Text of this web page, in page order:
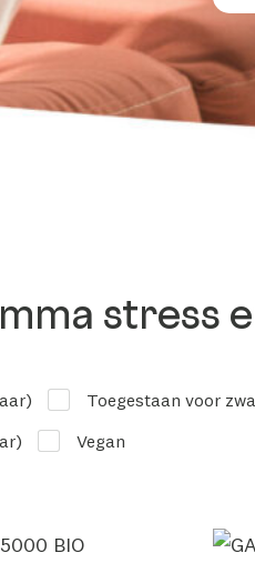
stress
Toegestaan voor
Vegan